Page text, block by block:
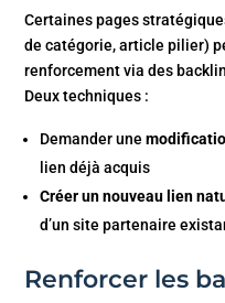
Certaines pages
de catégorie, article pilier)
renforcement via des
Deux techniques :
Demander une
lien déjà acquis
Créer un nouveau lien
d’un site partenaire
Renforcer les